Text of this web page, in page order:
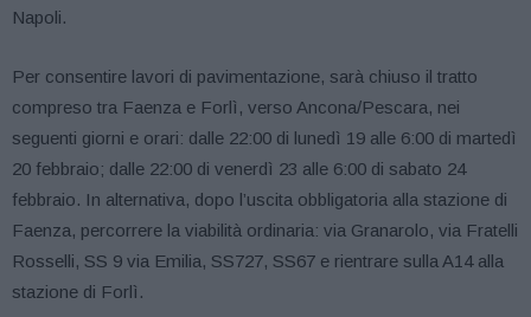
Napoli.
Per consentire lavori di pavimentazione, sarà chiuso il tratto
compreso tra Faenza e Forlì, verso Ancona/Pescara, nei
seguenti giorni e orari: dalle 22:00 di lunedì 19 alle 6:00 di martedì
20 febbraio; dalle 22:00 di venerdì 23 alle 6:00 di sabato 24
febbraio. In alternativa, dopo l’uscita obbligatoria alla stazione di
Faenza, percorrere la viabilità ordinaria: via Granarolo, via Fratelli
Rosselli, SS 9 via Emilia, SS727, SS67 e rientrare sulla A14 alla
stazione di Forlì.